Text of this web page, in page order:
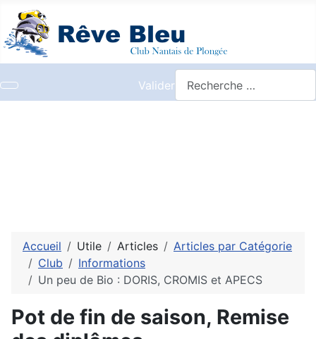
Valider
Accueil Utile Articles
Articles par Catégorie
Club
Informations
Un peu de Bio : DORIS, CROMIS et APECS
Pot de fin de saison, Remise